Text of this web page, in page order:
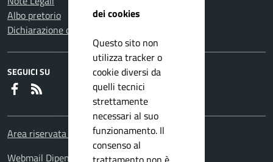
Albo pretorio
Dichiarazione di accessibilità
SEGUICI SU
Faceboook
Area riservata Dipendenti
Webmail Dipendenti
dei cookies
Questo sito non
utilizza tracker o
cookie diversi da
quelli tecnici
strettamente
necessari al suo
funzionamento. Il
consenso al